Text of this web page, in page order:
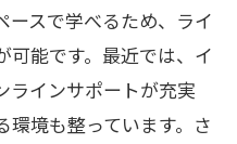
ースで学べるため、ライ
可能です。最近では、イ
ラインサポートが充実
環境も整っています。さ